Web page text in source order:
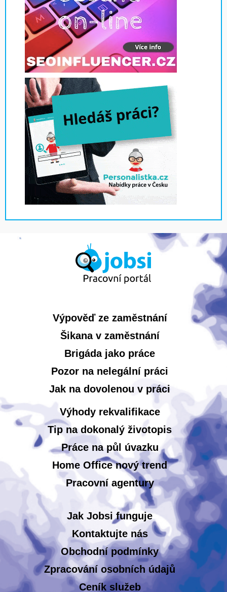
Výpověď ze zaměstnání
Šikana v zaměstnání
Brigáda jako práce
Pozor na nelegální práci
Jak na dovolenou v práci
Výhody rekvalifikace
Tip na dokonalý životopis
Práce na půl úvazku
Home Office nový trend
Pracovní agentury
Jak Jobsi funguje
Kontaktujte nás
Obchodní podmínky
Zpracování osobních údajů
Ceník služeb